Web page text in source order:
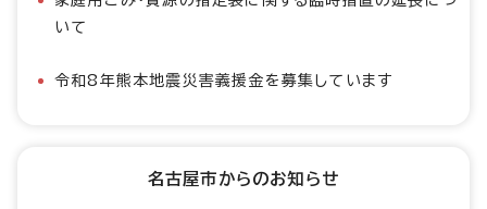
いて
令和8年熊本地震災害義援金を募集しています
名古屋市からのお知らせ